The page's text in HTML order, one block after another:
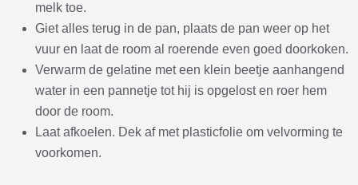
melk toe.
Giet alles terug in de pan, plaats de pan weer op het
vuur en laat de room al roerende even goed doorkoken.
Verwarm de gelatine met een klein beetje aanhangend
water in een pannetje tot hij is opgelost en roer hem
door de room.
Laat afkoelen. Dek af met plasticfolie om velvorming te
voorkomen.